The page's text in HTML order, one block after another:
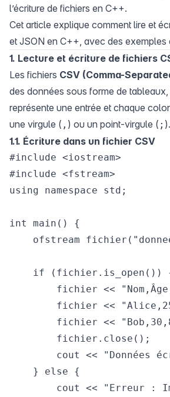
l’écriture de fichiers en C++.
Cet article explique comment lire et
et JSON en C++, avec des exemples
1. Lecture et écriture de fichiers
Les fichiers CSV (Comma-
des données sous forme de
représente une entrée et chaque
une virgule ( , ) ou un point-virgule ( ; ).
1.1. Écriture dans un fichier CSV
#include <iostream>
#include <fstream>
using namespace std;
int main() {
ofstream
if (fichier.is_open())
fichier <<
fichier <<
fichier <<
        fichier.close();
cout << "Données
    } else {
cout << "Erreur :